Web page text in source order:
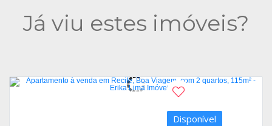
Já viu estes imóveis?
Disponível